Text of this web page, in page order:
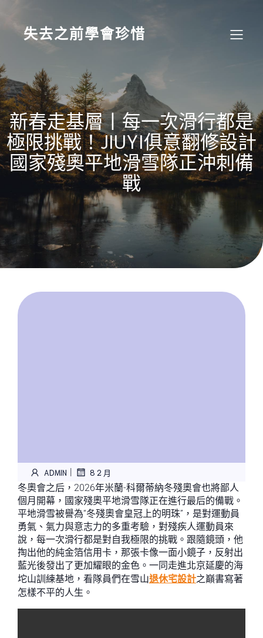
content
失去之前學會珍惜
新春走基層丨每一次滑行都是
極限挑戰！JIUYI俱意翻修設計
國家殘奧平地滑雪隊正沖刺備
戰
ADMIN | 8 2 月
冬奧會之后，2026年米蘭-科爾蒂納冬殘奧會也將鄙人
個月開幕，國家殘奧平地滑雪隊正在進行最后的備戰。
平地滑雪被譽為“冬殘奧會皇冠上的明珠”，是對運動員
勇氣、氣力與意志力的多重考驗，對殘疾人運動員來
說，每一次滑行都是對自我極限的挑戰。跟隨鏡頭，他
掏出他的純金箔信用卡，那張卡像一面小鏡子，反射出
藍光後發出了更加耀眼的金色。一同走進北京延慶的海
坨山訓練基地，看隊員們在雪山退休宅設計之巔書寫著
怎樣不平的人生。